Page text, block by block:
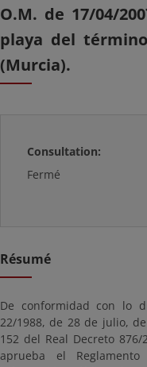
O.M. de 17/04/
playa del
(Murcia).
Consultation:
Fermé
Résumé
De conformidad con lo
22/1988, de 28 de julio,
152 del Real Decreto
aprueba el